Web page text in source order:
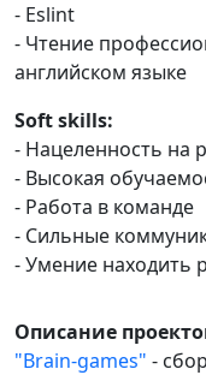
- Eslint
- Чтение
английском языке
Soft skills:
- Нацеленность на
- Высокая
- Работа в команде
- Сильные
- Умение находить
Описание
"Brain-games" -